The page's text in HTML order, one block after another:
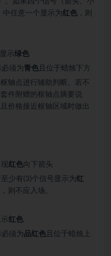
中任意一个显示为红色 ，则
示绿色
必须为青色 且位于蜡烛下方
轴点进行辅助判断。若不
件附赠的枢轴点摘要说
价格接近枢轴区域时做出
红色向下箭头
少有(3)个信号显示为红
则不应入场。
红色
必须为品红色 且位于蜡烛上